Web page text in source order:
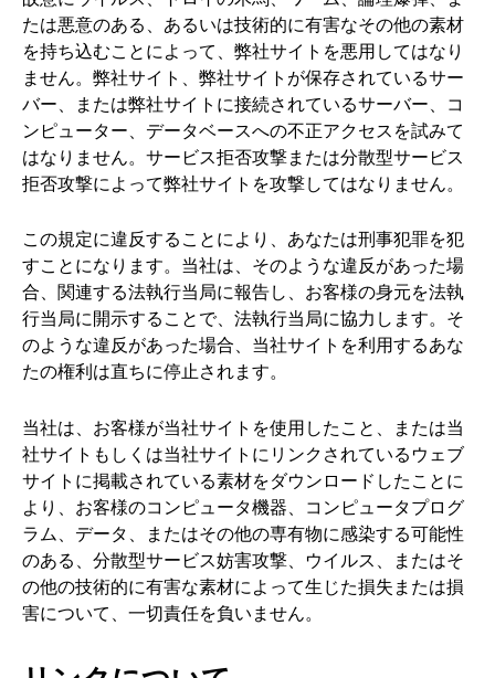
たは悪意のある、あるいは技術的に有害なその他の素材
を持ち込むことによって、弊社サイトを悪用してはなり
ません。弊社サイト、弊社サイトが保存されているサー
バー、または弊社サイトに接続されているサーバー、コ
ンピューター、データベースへの不正アクセスを試みて
はなりません。サービス拒否攻撃または分散型サービス
拒否攻撃によって弊社サイトを攻撃してはなりません。
この規定に違反することにより、あなたは刑事犯罪を犯
すことになります。当社は、そのような違反があった場
合、関連する法執行当局に報告し、お客様の身元を法執
行当局に開示することで、法執行当局に協力します。そ
のような違反があった場合、当社サイトを利用するあな
たの権利は直ちに停止されます。
当社は、お客様が当社サイトを使用したこと、または当
社サイトもしくは当社サイトにリンクされているウェブ
サイトに掲載されている素材をダウンロードしたことに
より、お客様のコンピュータ機器、コンピュータプログ
ラム、データ、またはその他の専有物に感染する可能性
のある、分散型サービス妨害攻撃、ウイルス、またはそ
の他の技術的に有害な素材によって生じた損失または損
害について、一切責任を負いません。